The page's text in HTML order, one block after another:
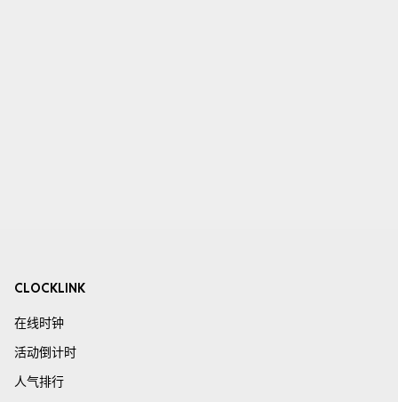
CLOCKLINK
在线时钟
活动倒计时
人气排行